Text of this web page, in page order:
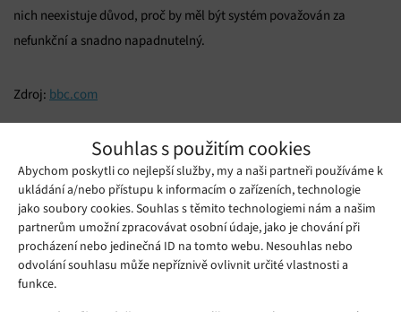
Souhlas s použitím cookies
Abychom poskytli co nejlepší služby, my a naši partneři používáme k
ukládání a/nebo přístupu k informacím o zařízeních, technologie
jako soubory cookies. Souhlas s těmito technologiemi nám a našim
partnerům umožní zpracovávat osobní údaje, jako je chování při
procházení nebo jedinečná ID na tomto webu. Nesouhlas nebo
odvolání souhlasu může nepříznivě ovlivnit určité vlastnosti a
funkce.
nich neexistuje důvod, proč by měl být systém považován za
nefunkční a snadno napadnutelný.
Zdroj: bbc.com
Mohlo by se vám líbit